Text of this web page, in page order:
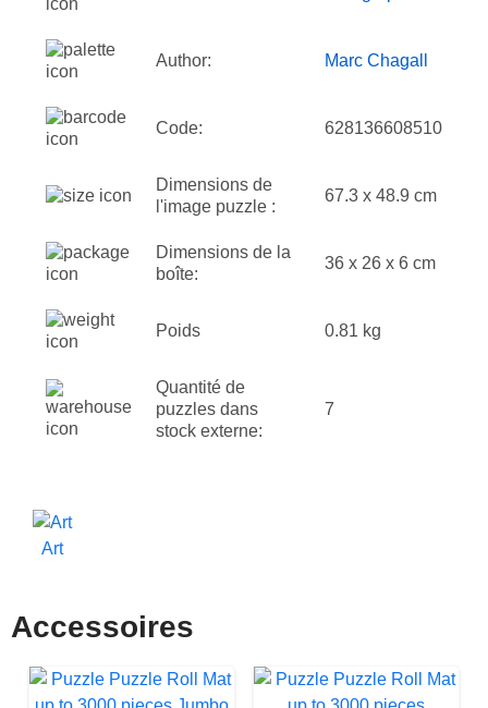
Author: Marc Chagall
Code: 628136608510
Dimensions de
l'image puzzle :
67.3 x 48.9 cm
Dimensions de la
boîte:
36 x 26 x 6 cm
Poids 0.81 kg
Quantité de
puzzles dans
stock externe:
7
Art
Accessoires